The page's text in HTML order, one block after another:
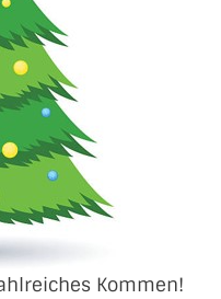
Kommen!